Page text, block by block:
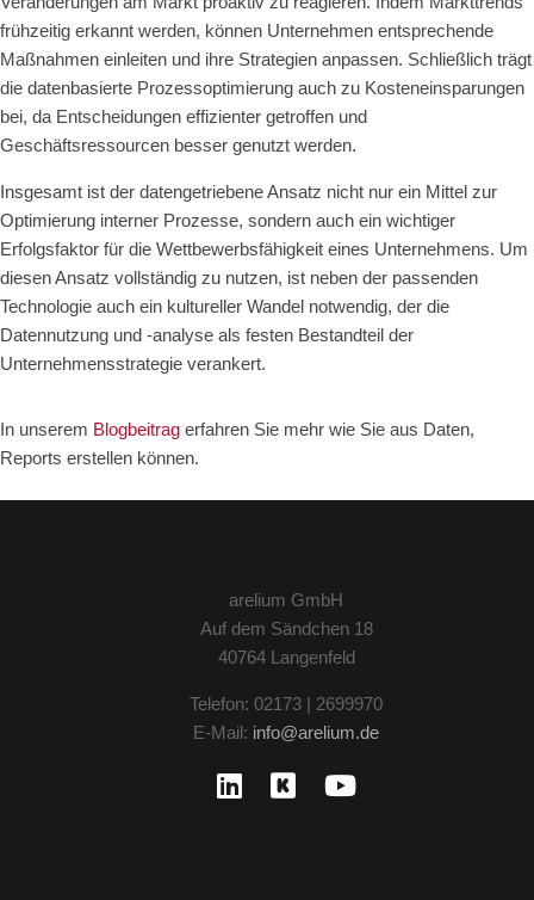
frühzeitig erkannt werden, können Unternehmen entsprechende
Maßnahmen einleiten und ihre Strategien anpassen. Schließlich trägt
die datenbasierte Prozessoptimierung auch zu Kosteneinsparungen
bei, da Entscheidungen effizienter getroffen und
Geschäftsressourcen besser genutzt werden.
Insgesamt ist der datengetriebene Ansatz nicht nur ein Mittel zur
Optimierung interner Prozesse, sondern auch ein wichtiger
Erfolgsfaktor für die Wettbewerbsfähigkeit eines Unternehmens. Um
diesen Ansatz vollständig zu nutzen, ist neben der passenden
Technologie auch ein kultureller Wandel notwendig, der die
Datennutzung und -analyse als festen Bestandteil der
Unternehmensstrategie verankert.
In unserem Blogbeitrag erfahren Sie mehr wie Sie aus Daten,
Reports erstellen können.
arelium GmbH
Auf dem Sändchen 18
40764 Langenfeld
Telefon: 02173 | 2699970
E-Mail: info@arelium.de